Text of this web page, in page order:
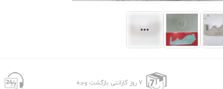
7 روز گارانتی بازگشت وجه